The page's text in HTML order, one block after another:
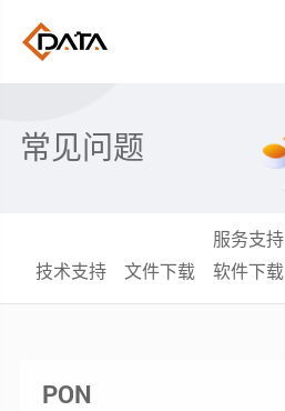
常见问题
服务支持
技术支持
文件下载 软件下载
PON